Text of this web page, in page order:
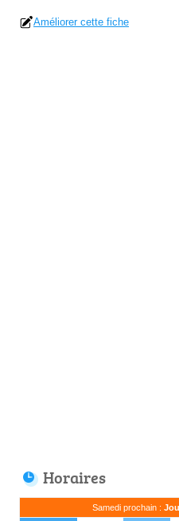
Améliorer cette fiche
Horaires
Samedi prochain :